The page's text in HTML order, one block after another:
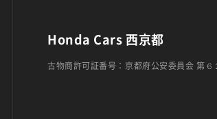
Honda Cars 西京都
古物商許可証番号：京都府公安委員会 第６